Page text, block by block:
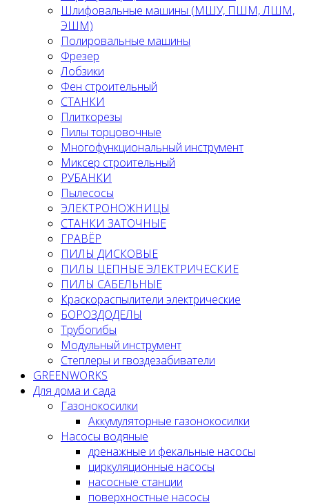
Шлифовальные машины (МШУ, ПШМ, ЛШМ,
ЭШМ)
Полировальные машины
Фрезер
Лобзики
Фен строительный
СТАНКИ
Плиткорезы
Пилы торцовочные
Многофункциональный инструмент
Миксер строительный
РУБАНКИ
Пылесосы
ЭЛЕКТРОНОЖНИЦЫ
СТАНКИ ЗАТОЧНЫЕ
ГРАВЁР
ПИЛЫ ДИСКОВЫЕ
ПИЛЫ ЦЕПНЫЕ ЭЛЕКТРИЧЕСКИЕ
ПИЛЫ САБЕЛЬНЫЕ
Краскораспылители электрические
БОРОЗДОДЕЛЫ
Трубогибы
Модульный инструмент
Степлеры и гвоздезабиватели
GREENWORKS
Для дома и сада
Газонокосилки
Аккумуляторные газонокосилки
Насосы водяные
дренажные и фекальные насосы
циркуляционные насосы
насосные станции
поверхностные насосы